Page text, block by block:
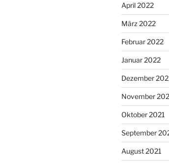
April 2022
März 2022
Februar 2022
Januar 2022
Dezember
November
Oktober 2021
September
August 2021